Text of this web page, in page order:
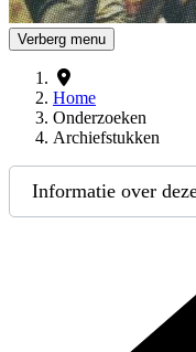
Verberg menu
Home
Onderzoeken
Archiefstukken
Informatie over